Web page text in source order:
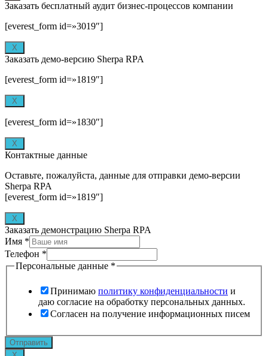
Заказать бесплатный аудит бизнес-процессов компании
[everest_form id=»3019″]
X
Заказать демо-версию Sherpa RPA
[everest_form id=»1819″]
X
[everest_form id=»1830″]
X
Контактные данные
Оставьте, пожалуйста, данные для отправки демо-версии
Sherpa RPA
[everest_form id=»1819″]
X
Заказать демонстрацию Sherpa RPA
fbclid
landing_url_last
page_url_submit
Имя *
Телефон *
Персональные данные *
Принимаю политику конфиденциальности и
даю согласие на обработку персональных данных.
Согласен на получение информационных писем
Отправить